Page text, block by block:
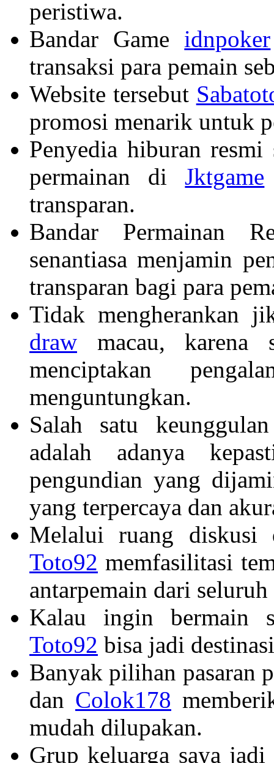
peristiwa.
Bandar Game idnpoker
transaksi para pemain
Website tersebut
promosi menarik untuk
Penyedia hiburan resmi
permainan diJktgame
transparan.
Bandar Permainan
senantiasa menjamin
transparan bagi para
Tidak mengherankan
draw macau, karena
menciptakan
menguntungkan.
Salah satu
adalah adanya
pengundian yang
yang terpercaya dan
Melalui ruang diskusi
Toto92 memfasilitasi
antarpemain dari
Kalau ingin bermain
Toto92 bisa jadi
Banyak pilihan pasaran
dan Colok178
mudah dilupakan.
Grup keluarga saya